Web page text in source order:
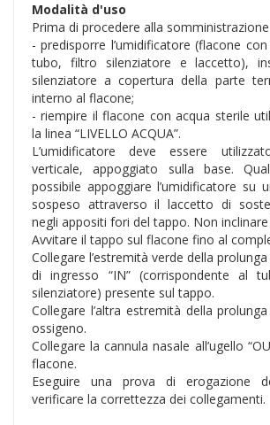
Modalità d'uso
Prima di procedere alla somministrazione
- predisporre l’umidificatore (flacone
tubo, filtro silenziatore e laccetto),
silenziatore a copertura della parte
interno al flacone;
- riempire il flacone con acqua sterile
la linea “LIVELLO ACQUA”.
L’umidificatore deve essere
verticale, appoggiato sulla base.
possibile appoggiare l’umidificatore su
sospeso attraverso il laccetto di
negli appositi fori del tappo. Non
Avvitare il tappo sul flacone fino al
Collegare l’estremità verde della prolunga
di ingresso “IN” (corrispondente al
silenziatore) presente sul tappo.
Collegare l’altra estremità della
ossigeno.
Collegare la cannula nasale all’ugello
flacone.
Eseguire una prova di erogazione
verificare la correttezza dei collegamenti.